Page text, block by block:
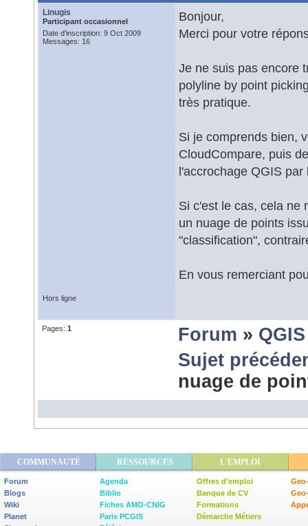
Linugis
Participant occasionnel
Date d'inscription: 9 Oct 2009
Messages: 16
Bonjour,
Merci pour votre
Je ne suis pas encore
polyline by point
très pratique.
Si je comprends bien,
CloudCompare, puis
l'accrochage QGIS par
Si c'est le cas, cela ne
un nuage de points
"classification",
En vous remerciant
Hors ligne
Pages: 1 Forum » QGIS
Sujet
nuage de
COMMUNAUTÉ RESSOURCES L'EMPLOI
Forum
Blogs
Wiki
Planet
Agenda
Biblio
Fiches AMO-CNIG
Paris PCGIS
Offres d'emploi
Banque de CV
Formations
Démarche Métiers